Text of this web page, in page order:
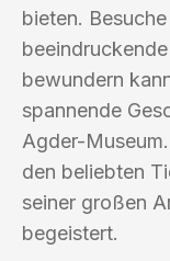
bieten.
bewundern
spannende
Agder-
den beliebten
seiner großen
begeistert.